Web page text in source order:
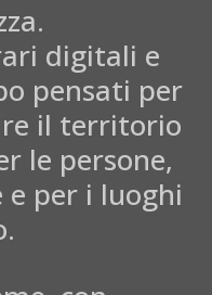
digitali e
pensati per
il territorio
le persone,
e per i luoghi